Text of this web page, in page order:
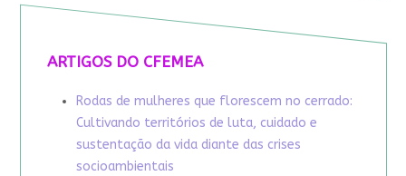
ARTIGOS DO CFEMEA
Rodas de mulheres que florescem no cerrado:
Cultivando territórios de luta, cuidado e
sustentação da vida diante das crises
socioambientais